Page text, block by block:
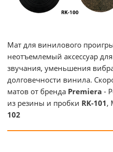
Мат для винилового
неотъемлемый аксессуар
звучания, уменьшения
долговечности винила.
матов от бренда Premiera -
из резины и пробки RK-101,
102